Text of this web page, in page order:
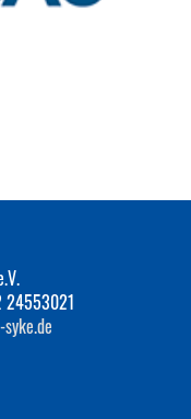
24553021